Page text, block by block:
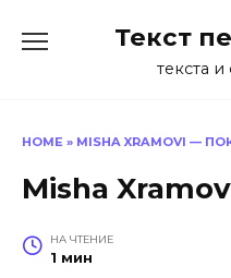
Текст
текста
HOME » MISHA XRAMOVI —
Misha
НА ЧТЕНИЕ
1 мин